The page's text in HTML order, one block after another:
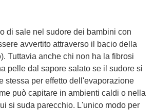
di sale nel sudore dei bambini con
avvertito attraverso il bacio della
Tuttavia anche chi non ha la fibrosi
pelle dal sapore salato se il sudore si
stessa per effetto dell'evaporazione
può capitare in ambienti caldi o nella
si suda parecchio. L'unico modo per